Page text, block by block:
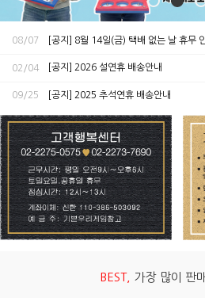
08/07 [공지] 8월 14일(금) 택배 없는 날 휴무
02/04 [공지] 2026 설연휴 배송안내
09/25 [공지] 2025 추석연휴 배송안내
BEST, 가장 많이 판